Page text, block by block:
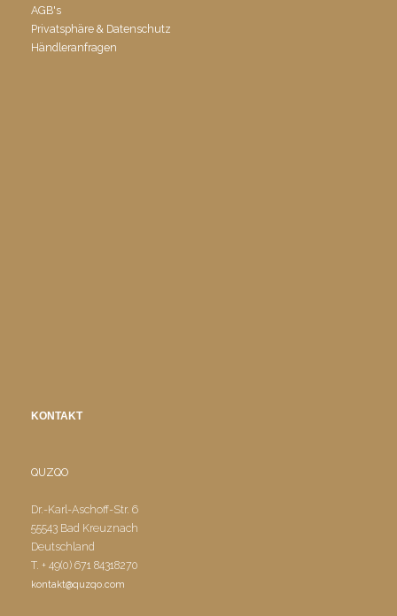
AGB's
Privatsphäre & Datenschutz
Händleranfragen
KONTAKT
QUZQO
Dr.-Karl-Aschoff-Str. 6
55543 Bad Kreuznach
Deutschland
T. + 49(0) 671 84318270
kontakt@quzqo.com